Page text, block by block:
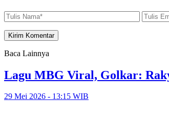
Baca Lainnya
Lagu MBG Viral, Golkar:
29 Mei 2026 - 13:15 WIB